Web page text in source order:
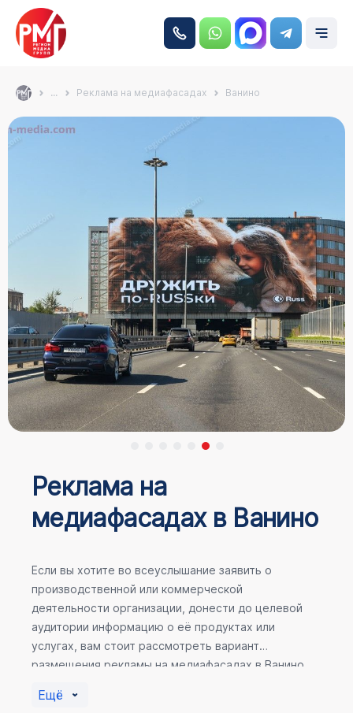
... Реклама на медиафасадах Ванино
Реклама на
медиафасадах в Ванино
Если вы хотите во всеуслышание заявить о
производственной или коммерческой
деятельности организации, донести до целевой
аудитории информацию о её продуктах или
услугах, вам стоит рассмотреть вариант
размещения рекламы на медиафасадах в Ванино.
«Регион Медиа Групп».
Ещё